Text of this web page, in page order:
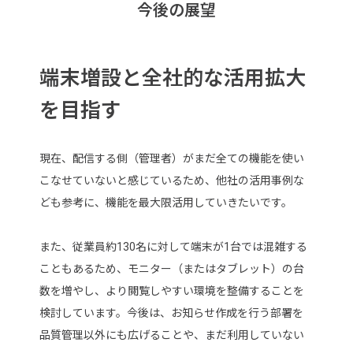
今後の展望
端末増設と全社的な活用拡大
を目指す
現在、配信する側（管理者）がまだ全ての機能を使い
こなせていないと感じているため、他社の活用事例な
ども参考に、機能を最大限活用していきたいです。
また、従業員約130名に対して端末が1台では混雑する
こともあるため、モニター（またはタブレット）の台
数を増やし、より閲覧しやすい環境を整備することを
検討しています。今後は、お知らせ作成を行う部署を
品質管理以外にも広げることや、まだ利用していない